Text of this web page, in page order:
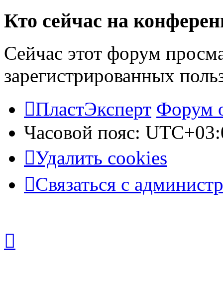
Кто сейчас на
Сейчас этот форум
зарегистрированных
ПластЭксперт Форум
Часовой пояс:
Удалить cookies
Связаться с